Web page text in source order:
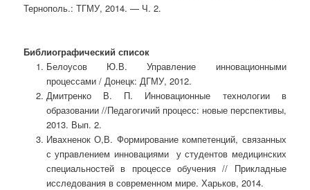
Тернополь.: ТГМУ, 2014. — Ч. 2.
Библиографический список
Белоусов Ю.В. Управление инновационными
процессами / Донецк: ДГМУ, 2012.
Дмитренко В. П. Инновационные технологии в
образовании //Педагогичий процесс: новые перспективы,
2013. Вып. 2.
Ивахненок О,В. Формирование компетенций, связанных
с управлением инновациями у студентов медицинских
специальностей в процессе обучения // Прикладные
исследования в современном мире. Харьков, 2014.